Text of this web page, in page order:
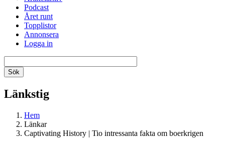
Podcast
Året runt
Topplistor
Annonsera
Logga in
Länkstig
Hem
Länkar
Captivating History | Tio intressanta fakta om boerkrigen